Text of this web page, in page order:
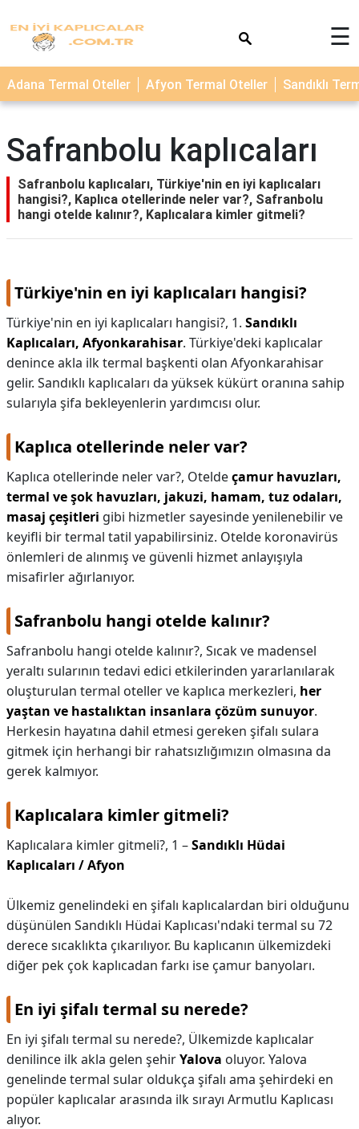
TERMAL
OTELLER
☰
Adana Termal Oteller Afyon Termal Oteller Sandıklı
Safranbolu kaplıcaları
Safranbolu kaplıcaları, Türkiye'nin en iyi kaplıcaları
hangisi?, Kaplıca otellerinde neler var?, Safranbolu
hangi otelde kalınır?, Kaplıcalara kimler gitmeli?
Türkiye'nin en iyi kaplıcaları hangisi?
Türkiye'nin en iyi kaplıcaları hangisi?, 1. Sandıklı
Kaplıcaları, Afyonkarahisar. Türkiye'deki kaplıcalar
denince akla ilk termal başkenti olan Afyonkarahisar
gelir. Sandıklı kaplıcaları da yüksek kükürt oranına sahip
sularıyla şifa bekleyenlerin yardımcısı olur.
Kaplıca otellerinde neler var?
Kaplıca otellerinde neler var?, Oteldeçamur havuzları,
termal ve şok havuzları, jakuzi, hamam, tuz odaları,
masaj çeşitleri gibi hizmetler sayesinde yenilenebilir ve
keyifli bir termal tatil yapabilirsiniz. Otelde koronavirüs
önlemleri de alınmış ve güvenli hizmet anlayışıyla
misafirler ağırlanıyor.
Safranbolu hangi otelde kalınır?
Safranbolu hangi otelde kalınır?, Sıcak ve madensel
yeraltı sularının tedavi edici etkilerinden yararlanılarak
oluşturulan termal oteller ve kaplıca merkezleri, her
yaştan ve hastalıktan insanlara çözüm sunuyor.
Herkesin hayatına dahil etmesi gereken şifalı sulara
gitmek için herhangi bir rahatsızlığımızın olmasına da
gerek kalmıyor.
Kaplıcalara kimler gitmeli?
Kaplıcalara kimler gitmeli?, 1 –Sandıklı Hüdai
Kaplıcaları / Afyon
Ülkemiz genelindeki en şifalı kaplıcalardan biri olduğunu
düşünülen Sandıklı Hüdai Kaplıcası'ndaki termal su 72
derece sıcaklıkta çıkarılıyor. Bu kaplıcanın ülkemizdeki
diğer pek çok kaplıcadan farkı ise çamur banyoları.
En iyi şifalı termal su nerede?
En iyi şifalı termal su nerede?, Ülkemizde kaplıcalar
denilince ilk akla gelen şehirYalova oluyor. Yalova
genelinde termal sular oldukça şifalı ama şehirdeki en
popüler kaplıcalar arasında ilk sırayı Armutlu Kaplıcası
alıyor.